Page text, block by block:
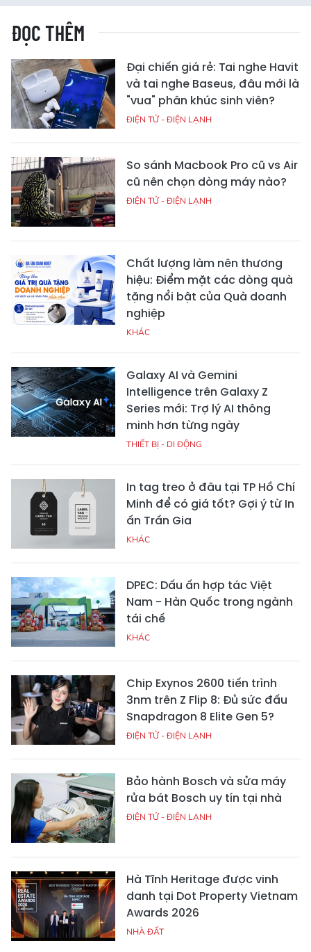
ĐỌC THÊM
Đại chiến giá rẻ: Tai nghe Havit
và tai nghe Baseus, đâu mới là
"vua" phân khúc sinh viên?
ĐIỆN TỬ - ĐIỆN LẠNH
So sánh Macbook Pro cũ vs Air
cũ nên chọn dòng máy nào?
ĐIỆN TỬ - ĐIỆN LẠNH
Chất lượng làm nên thương
hiệu: Điểm mặt các dòng quà
tặng nổi bật của Quà doanh
nghiệp
KHÁC
Galaxy AI và Gemini
Intelligence trên Galaxy Z
Series mới: Trợ lý AI thông
minh hơn từng ngày
THIẾT BỊ - DI ĐỘNG
In tag treo ở đâu tại TP Hồ Chí
Minh để có giá tốt? Gợi ý từ In
ấn Trần Gia
KHÁC
DPEC: Dấu ấn hợp tác Việt
Nam - Hàn Quốc trong ngành
tái chế
KHÁC
Chip Exynos 2600 tiến trình
3nm trên Z Flip 8: Đủ sức đấu
Snapdragon 8 Elite Gen 5?
ĐIỆN TỬ - ĐIỆN LẠNH
Bảo hành Bosch và sửa máy
rửa bát Bosch uy tín tại nhà
ĐIỆN TỬ - ĐIỆN LẠNH
Hà Tĩnh Heritage được vinh
danh tại Dot Property Vietnam
Awards 2026
NHÀ ĐẤT